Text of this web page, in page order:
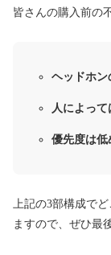
皆さんの購入前の
ヘッドホン
人によっ
優先度は低
上記の3部構成で
ますので、ぜひ最